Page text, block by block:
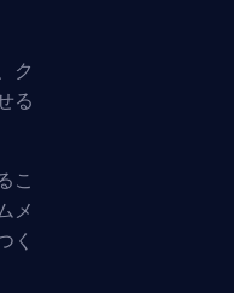
ク
る
こ
メ
く